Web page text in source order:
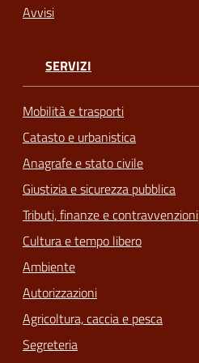
Avvisi
SERVIZI
Mobilità e trasporti
Catasto e urbanistica
Anagrafe e stato civile
Giustizia e sicurezza pubblica
Tributi, finanze e contravvenzioni
Cultura e tempo libero
Ambiente
Autorizzazioni
Agricoltura, caccia e pesca
Segreteria